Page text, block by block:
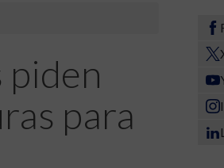
piden
para